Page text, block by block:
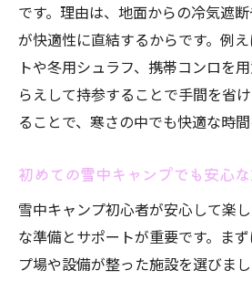
です。理由は、地面からの冷気遮
が快適性に直結するからです。例
トや冬用シュラフ、携帯コンロを
らえして持参することで手間を省
ることで、寒さの中でも快適な時間
初めての雪中キャンプでも安心
雪中キャンプ初心者が安心して楽
な準備とサポートが重要です。ま
プ場や設備が整った施設を選びま